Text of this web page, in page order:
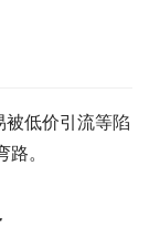
低价引流等陷
。